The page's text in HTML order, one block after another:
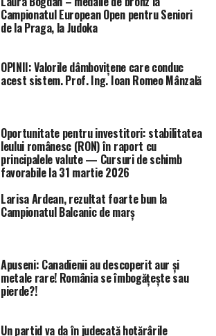
Campionatul European Open pentru Seniori
de la Praga, la Judoka
OPINII: Valorile dâmbovițene care conduc
acest sistem. Prof. Ing. Ioan Romeo Mânzală
Oportunitate pentru investitori: stabilitatea
leului românesc (RON) în raport cu
principalele valute — Cursuri de schimb
favorabile la 31 martie 2026
Larisa Ardean, rezultat foarte bun la
Campionatul Balcanic de marș
Apuseni: Canadienii au descoperit aur și
metale rare! România se îmbogățește sau
pierde?!
Un partid va da în judecată hotărârile